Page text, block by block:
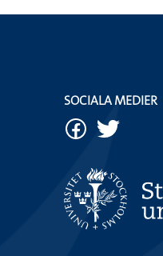
SOCIALA MEDIER